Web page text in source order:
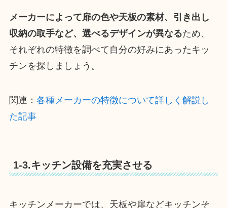
メーカーによって扉の色や天板の素材、引き出し
収納の取手など、選べるデザインが異なるため、
それぞれの特徴を調べて自分の好みにあったキッ
チンを探しましょう。
関連： 各種メーカーの特徴について詳しく解説し
た記事
1-3.キッチン設備を充実させる
キッチンメーカーでは、天板や扉などキッチンそ